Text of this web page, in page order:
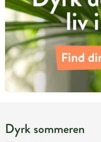
Dyrk sommeren